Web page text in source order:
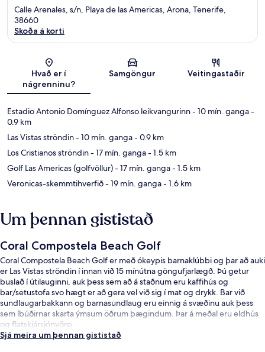
Calle Arenales, s/n, Playa de las Americas, Arona, Tenerife,
38660
Skoða á korti
Hvað er í
nágrenninu?
Samgöngur Veitingastaðir
Estadio Antonio Domínguez Alfonso leikvangurinn- 10 mín. ganga-
0.9 km
Las Vistas ströndin- 10 mín. ganga- 0.9 km
Los Cristianos ströndin- 17 mín. ganga- 1.5 km
Golf Las Americas (golfvöllur)- 17 mín. ganga- 1.5 km
Veronicas-skemmtihverfið- 19 mín. ganga- 1.6 km
Um þennan gististað
Coral Compostela Beach Golf
Coral Compostela Beach Golf er með ókeypis barnaklúbbi og þar að auki
er Las Vistas ströndin í innan við 15 mínútna göngufjarlægð. Þú getur
buslað í útilauginni, auk þess sem að á staðnum eru kaffihús og
bar/setustofa svo hægt er að gera vel við sig í mat og drykk. Bar við
sundlaugarbakkann og barnasundlaug eru einnig á svæðinu auk þess
sem íbúðirnar skarta ýmsum öðrum þægindum. Þar á meðal eru eldhús
og flatskjársjónvörp.
Sjá meira um þennan gististað